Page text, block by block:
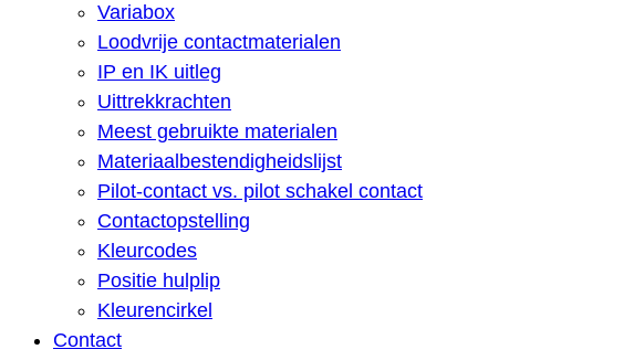
Variabox
Loodvrije contactmaterialen
IP en IK uitleg
Uittrekkrachten
Meest gebruikte materialen
Materiaalbestendigheidslijst
Pilot-contact vs. pilot schakel contact
Contactopstelling
Kleurcodes
Positie hulplip
Kleurencirkel
Contact